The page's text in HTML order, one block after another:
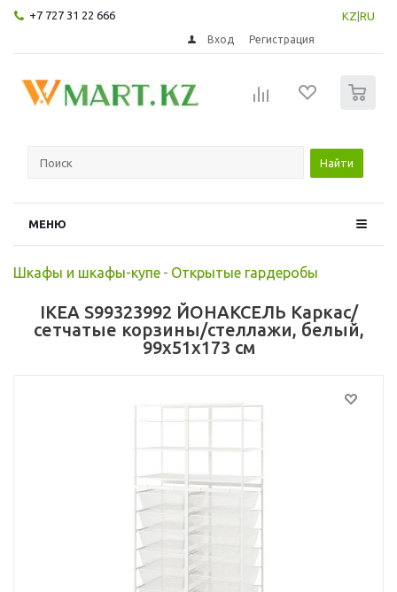
+7 727 31 22 666 KZ RU
Вход Регистрация
Найти
МЕНЮ
Шкафы и шкафы-купе - Открытые гардеробы
IKEA S99323992 ЙОНАКСЕЛЬ Каркас/
сетчатые корзины/стеллажи, белый,
99x51x173 см